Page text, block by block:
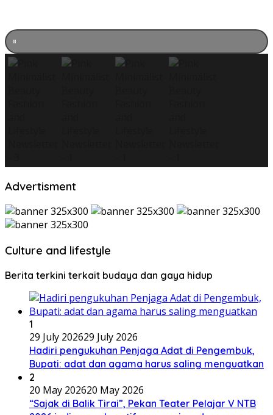
Advertisment
Culture and lifestyle
Berita terkini terkait budaya dan gaya hidup
1
29 July 202629 July 2026
Hadiri pengukuhan Penjaga Adat di Pengembuk,
Bupati: adat dan agama harus saling menguatkan
2
20 May 202620 May 2026
“Sajak di Balik Tirai”, Pekan Teater Pelajar V NTB